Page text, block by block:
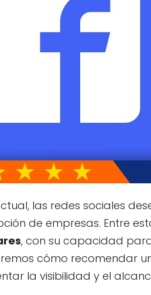
las redes sociales
de empresas. Entre
, con su capacidad
cómo recomendar
la visibilidad y el